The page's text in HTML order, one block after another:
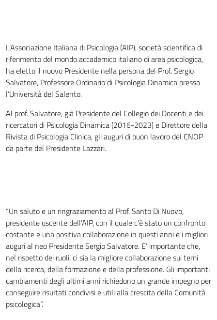
L’Associazione Italiana di Psicologia (AIP), società scientifica di
riferimento del mondo accademico italiano di area psicologica,
ha eletto il nuovo Presidente nella persona del Prof. Sergio
Salvatore, Professore Ordinario di Psicologia Dinamica presso
l’Università del Salento.
Al prof. Salvatore, già Presidente del Collegio dei Docenti e dei
ricercatori di Psicologia Dinamica (2016-2023) e Direttore della
Rivista di Psicologia Clinica, gli auguri di buon lavoro del CNOP
da parte del Presidente Lazzari.
“Un saluto e un ringraziamento al Prof. Santo Di Nuovo,
presidente uscente dell’AIP, con il quale c’è stato un confronto
costante e una positiva collaborazione in questi anni e i migliori
auguri al neo Presidente Sergio Salvatore. E’ importante che,
nel rispetto dei ruoli, ci sia la migliore collaborazione sui temi
della ricerca, della formazione e della professione. Gli importanti
cambiamenti degli ultimi anni richiedono un grande impegno per
conseguire risultati condivisi e utili alla crescita della Comunità
psicologica”.